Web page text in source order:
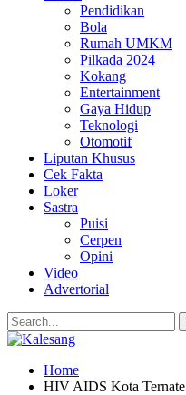
Pendidikan
Bola
Rumah UMKM
Pilkada 2024
Kokang
Entertainment
Gaya Hidup
Teknologi
Otomotif
Liputan Khusus
Cek Fakta
Loker
Sastra
Puisi
Cerpen
Opini
Video
Advertorial
Home
HIV AIDS Kota Ternate